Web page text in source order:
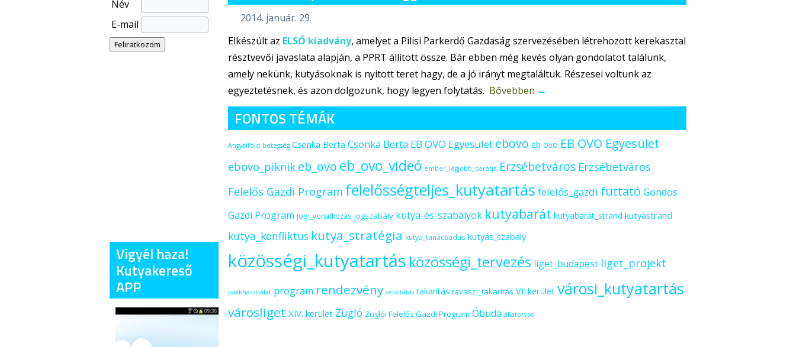
Név
E-mail
Vigyél haza!
Kutyakereső
APP
2014. január. 29.
Elkészült az ELSŐ kiadvány, amelyet a Pilisi Parkerdő Gazdaság szervezésében létrehozott kerekasztal
résztvevői javaslata alapján, a PPRT állított össze. Bár ebben még kevés olyan gondolatot találunk,
amely nekünk, kutyásoknak is nyitott teret hagy, de a jó irányt megtaláltuk. Részesei voltunk az
egyeztetésnek, és azon dolgozunk, hogy legyen folytatás. Bővebben →
FONTOS TÉMÁK
Angyalföld betegség Csonka Berta Csonka Berta EB OVO Egyesület ebovo eb ovo EB OVO Egyesület
ebovo_piknik eb_ovo eb_ovo_videó ember_legjobb_barátja Erzsébetváros Erzsébetváros
Felelős Gazdi Program felelősségteljes_kutyatartás felelős_gazdi futtató Gondos
Gazdi Program jogi_vonatkozás jogszabály kutya-és-szabályok kutyabarát kutyabarát_strand kutyastrand
kutya_konfliktus kutya_stratégia kutya_tanácsadás kutyás_szabály
közösségi_kutyatartás közösségi_tervezés liget_budapest liget_projekt
parkhasználat program rendezvény sétáltatás takarítás tavaszi_takarítás VII.kerület városi_kutyatartás
városliget XIV. kerület Zugló Zuglói Felelős Gazdi Program Óbuda állatorvos